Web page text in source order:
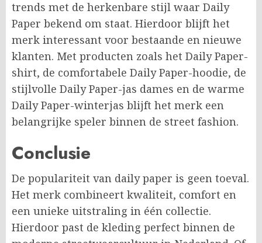
trends met de herkenbare stijl waar Daily
Paper bekend om staat. Hierdoor blijft het
merk interessant voor bestaande en nieuwe
klanten. Met producten zoals het Daily Paper-
shirt, de comfortabele Daily Paper-hoodie, de
stijlvolle Daily Paper-jas dames en de warme
Daily Paper-winterjas blijft het merk een
belangrijke speler binnen de street fashion.
Conclusie
De populariteit van daily paper is geen toeval.
Het merk combineert kwaliteit, comfort en
een unieke uitstraling in één collectie.
Hierdoor past de kleding perfect binnen de